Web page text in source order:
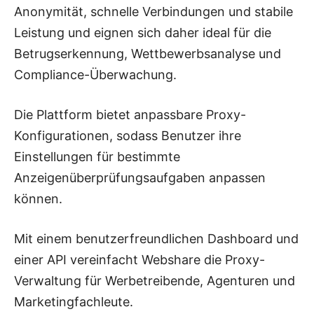
Anonymität, schnelle Verbindungen und stabile
Leistung und eignen sich daher ideal für die
Betrugserkennung, Wettbewerbsanalyse und
Compliance-Überwachung.
Die Plattform bietet anpassbare Proxy-
Konfigurationen, sodass Benutzer ihre
Einstellungen für bestimmte
Anzeigenüberprüfungsaufgaben anpassen
können.
Mit einem benutzerfreundlichen Dashboard und
einer API vereinfacht Webshare die Proxy-
Verwaltung für Werbetreibende, Agenturen und
Marketingfachleute.